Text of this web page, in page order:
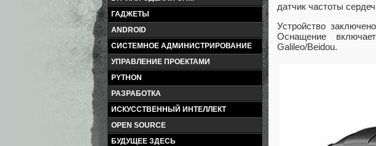
ГАДЖЕТЫ
ANDROID
СИСТЕМНОЕ АДМИНИСТРИРОВАНИЕ
УПРАВЛЕНИЕ ПРОЕКТАМИ
PYTHON
РАЗРАБОТКА
ИСКУССТВЕННЫЙ ИНТЕЛЛЕКТ
OPEN SOURCE
БУДУЩЕЕ ЗДЕСЬ
датчик частоты
Устройство
Оснащение
Galileo/Beidou.